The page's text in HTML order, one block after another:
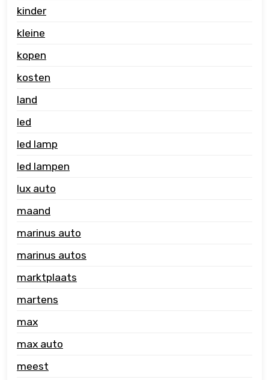
kinder
kleine
kopen
kosten
land
led
led lamp
led lampen
lux auto
maand
marinus auto
marinus autos
marktplaats
martens
max
max auto
meest